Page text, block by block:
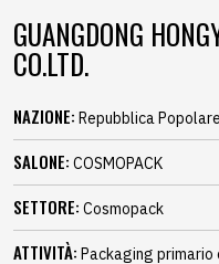
GUANGDONG
CO.LTD.
NAZIONE: Repubblica
SALONE: COSMOPACK
SETTORE: Cosmopack
ATTIVITÀ: Packaging primario